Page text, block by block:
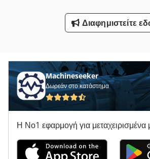
Υποστήριγμα-Με Άξονα
Διαφημιστείτε
Machineseeker
Δωρεάν στο κατάστημα
Η Νο1 εφαρμογή για μεταχειρισμένα